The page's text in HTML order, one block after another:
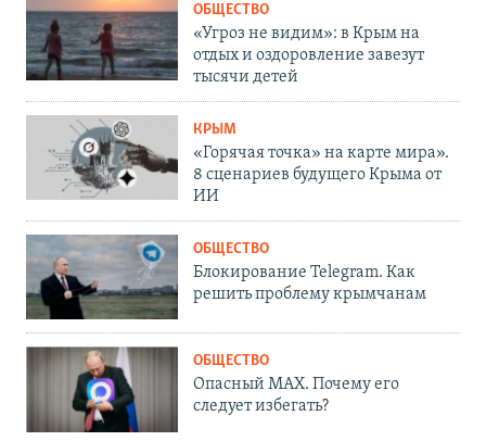
ОБЩЕСТВО
«Угроз не видим»: в Крым на
отдых и оздоровление завезут
тысячи детей
КРЫМ
«Горячая точка» на карте мира».
8 сценариев будущего Крыма от
ИИ
ОБЩЕСТВО
Блокирование Telegram. Как
решить проблему крымчанам
ОБЩЕСТВО
Опасный MAX. Почему его
следует избегать?